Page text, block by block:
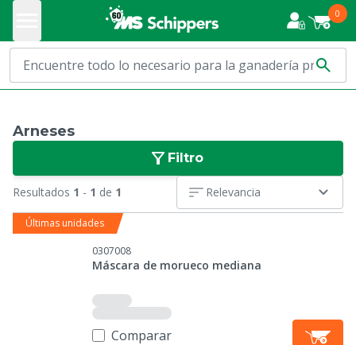
0
Arneses
Filtro
Resultados 1 - 1 de 1 Relevancia
Últimas unidades
0307008
Máscara de morueco mediana
Comparar